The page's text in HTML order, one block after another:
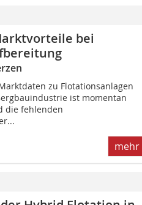
bei
zu Flotationsanlagen
ist momentan
die fehlenden
mehr